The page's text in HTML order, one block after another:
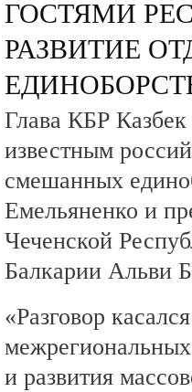
ГОСТЯМИ
РАЗВИТИЕ
Глава КБР Казбек
известным
смешанных
Емельяненко и
Чеченской
Балкарии Альви
«Разговор
и развития